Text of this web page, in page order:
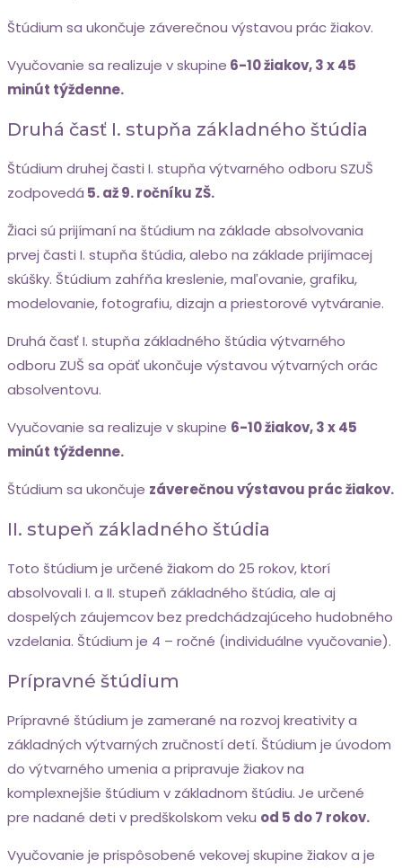
Štúdium sa ukončuje záverečnou výstavou prác žiakov.
Vyučovanie sa realizuje v skupine 6-10 žiakov, 3 x 45
minút týždenne.
Druhá časť I. stupňa základného štúdia
Štúdium druhej časti I. stupňa výtvarného odboru SZUŠ
zodpovedá 5. až 9. ročníku ZŠ.
Žiaci sú prijímaní na štúdium na základe absolvovania
prvej časti I. stupňa štúdia, alebo na základe prijímacej
skúšky. Štúdium zahŕňa kreslenie, maľovanie, grafiku,
modelovanie, fotografiu, dizajn a priestorové vytváranie.
Druhá časť I. stupňa základného štúdia výtvarného
odboru ZUŠ sa opäť ukončuje výstavou výtvarných orác
absolventovu.
Vyučovanie sa realizuje v skupine 6-10 žiakov, 3 x 45
minút týždenne.
Štúdium sa ukončuje záverečnou výstavou prác žiakov.
II. stupeň základného štúdia
Toto štúdium je určené žiakom do 25 rokov, ktorí
absolvovali I. a II. stupeň základného štúdia, ale aj
dospelých záujemcov bez predchádzajúceho hudobného
vzdelania. Štúdium je 4 – ročné (individuálne vyučovanie).
Prípravné štúdium
Prípravné štúdium je zamerané na rozvoj kreativity a
základných výtvarných zručností detí. Štúdium je úvodom
do výtvarného umenia a pripravuje žiakov na
komplexnejšie štúdium v základnom štúdiu.Je určené
pre nadané deti v predškolskom veku od 5 do 7 rokov.
Vyučovanie je prispôsobené vekovej skupine žiakov a je